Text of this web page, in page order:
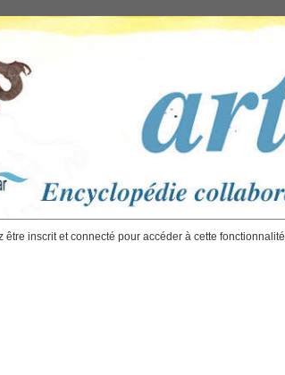
être inscrit et connecté pour accéder à cette